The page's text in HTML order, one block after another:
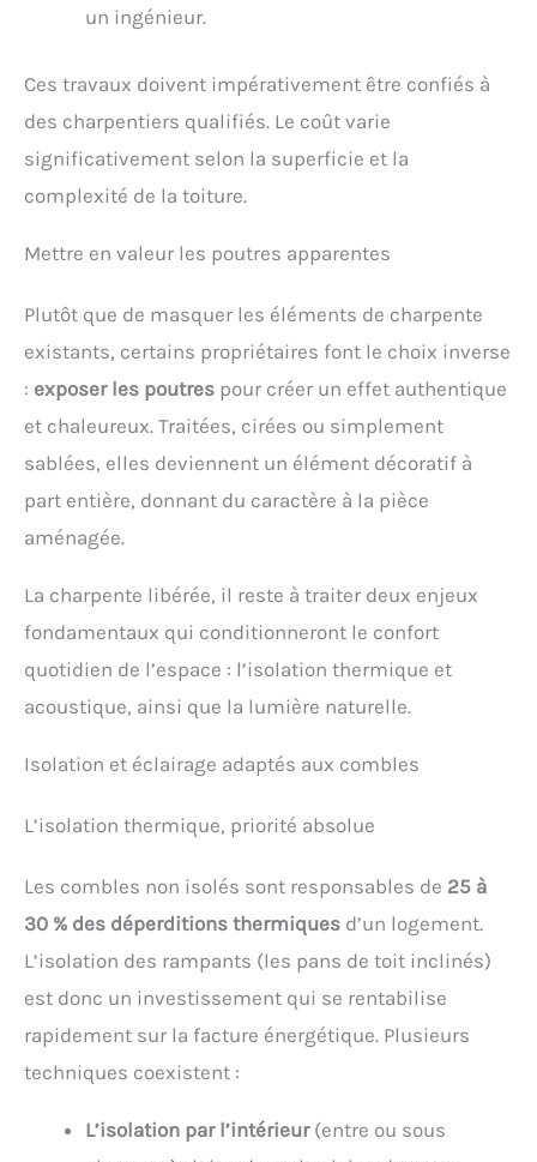
un ingénieur.
Ces travaux doivent impérativement être confiés à
des charpentiers qualifiés. Le coût varie
significativement selon la superficie et la
complexité de la toiture.
Mettre en valeur les poutres apparentes
Plutôt que de masquer les éléments de charpente
existants, certains propriétaires font le choix inverse
: exposer les poutres pour créer un effet authentique
et chaleureux. Traitées, cirées ou simplement
sablées, elles deviennent un élément décoratif à
part entière, donnant du caractère à la pièce
aménagée.
La charpente libérée, il reste à traiter deux enjeux
fondamentaux qui conditionneront le confort
quotidien de l’espace : l’isolation thermique et
acoustique, ainsi que la lumière naturelle.
Isolation et éclairage adaptés aux combles
L’isolation thermique, priorité absolue
Les combles non isolés sont responsables de 25 à
30 % des déperditions thermiques d’un logement.
L’isolation des rampants (les pans de toit inclinés)
est donc un investissement qui se rentabilise
rapidement sur la facture énergétique. Plusieurs
techniques coexistent :
L’isolation par l’intérieur(entre ou sous